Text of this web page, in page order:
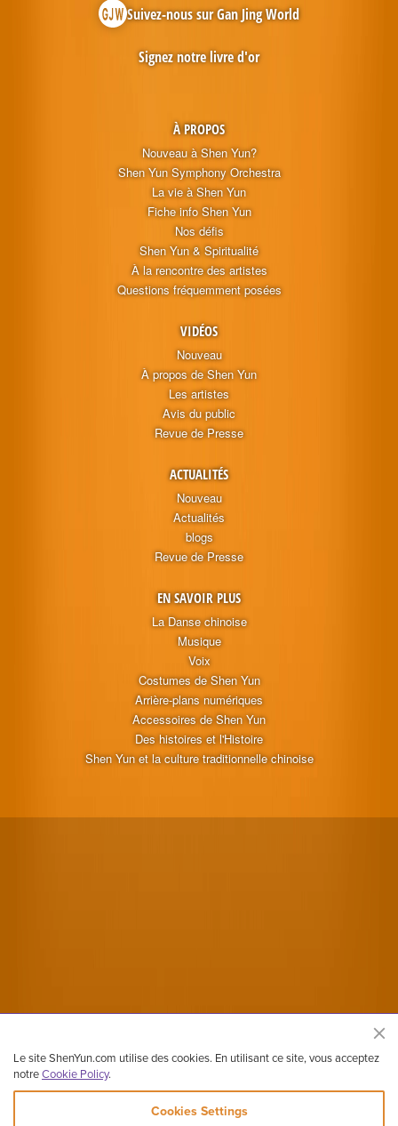
À PROPOS
Nouveau à Shen Yun?
Shen Yun Symphony Orchestra
La vie à Shen Yun
Fiche info Shen Yun
Nos défis
Shen Yun & Spiritualité
À la rencontre des artistes
Questions fréquemment posées
VIDÉOS
Nouveau
À propos de Shen Yun
Les artistes
Avis du public
Revue de Presse
ACTUALITÉS
Nouveau
Actualités
blogs
Revue de Presse
EN SAVOIR PLUS
La Danse chinoise
Musique
Voix
Costumes de Shen Yun
Arrière-plans numériques
Accessoires de Shen Yun
Des histoires et l'Histoire
Shen Yun et la culture traditionnelle chinoise
Suivez-nous sur Gan Jing World
Signez notre livre d'or
Le site ShenYun.com utilise des cookies. En utilisant ce site, vous acceptez
notreCookie Policy.
Cookies Settings